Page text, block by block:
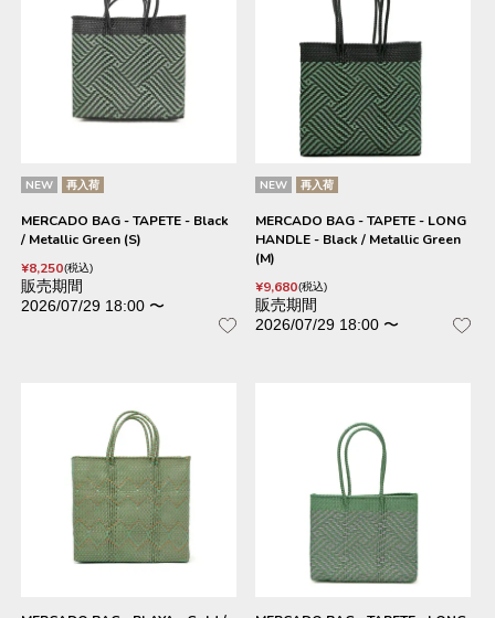
NEW 再入荷
MERCADO BAG - TAPETE - Black
/ Metallic Green (S)
¥8,250 税込
販売期間
2026/07/29 18:00 〜
NEW 再入荷
MERCADO BAG - TAPETE - LONG
HANDLE - Black / Metallic Green
(M)
¥9,680 税込
販売期間
2026/07/29 18:00 〜